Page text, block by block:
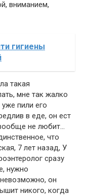
вниманием,
гигиены
такая
мне так жалко
пили его
в еде, он ест
не любит…
что
7 лет назад, У
сразу
нужно
он
никого, когда